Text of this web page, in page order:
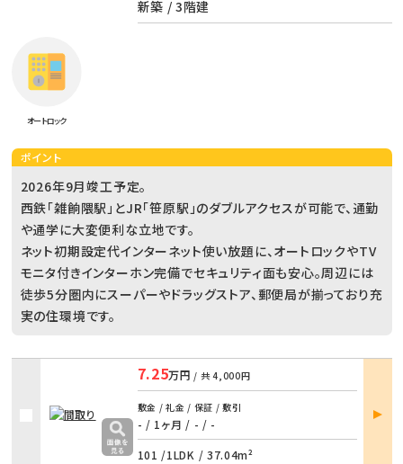
新築 / 3階建
オートロック
ポイント
2026年9月竣工予定。
西鉄「雑餉隈駅」とJR「笹原駅」のダブルアクセスが可能で、通勤
や通学に大変便利な立地です。
ネット初期設定代インターネット使い放題に、オートロックやTV
モニタ付きインターホン完備でセキュリティ面も安心。周辺には
徒歩5分圏内にスーパーやドラッグストア、郵便局が揃っており充
実の住環境です。
7.25万円 / 共4,000円
敷金 / 礼金 / 保証 / 敷引
- / 1ヶ月 / - / -
101 /1LDK / 37.04m²
部屋
詳細